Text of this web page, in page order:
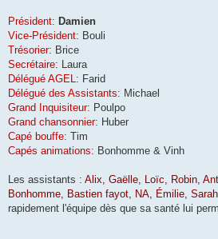
g
Président: Damien
Vice-Président: Bouli
Trésorier: Brice
Secrétaire: Laura
Délégué AGEL: Farid
Délégué des Assistants: Michael
Grand Inquisiteur: Poulpo
Grand chansonnier: Huber
Capé bouffe: Tim
Capés animations: Bonhomme & Vinh
Les assistants : Alix, Gaëlle, Loïc, Robin,
Bonhomme, Bastien fayot, NA, Émilie,
rapidement l'équipe dès que sa santé lui